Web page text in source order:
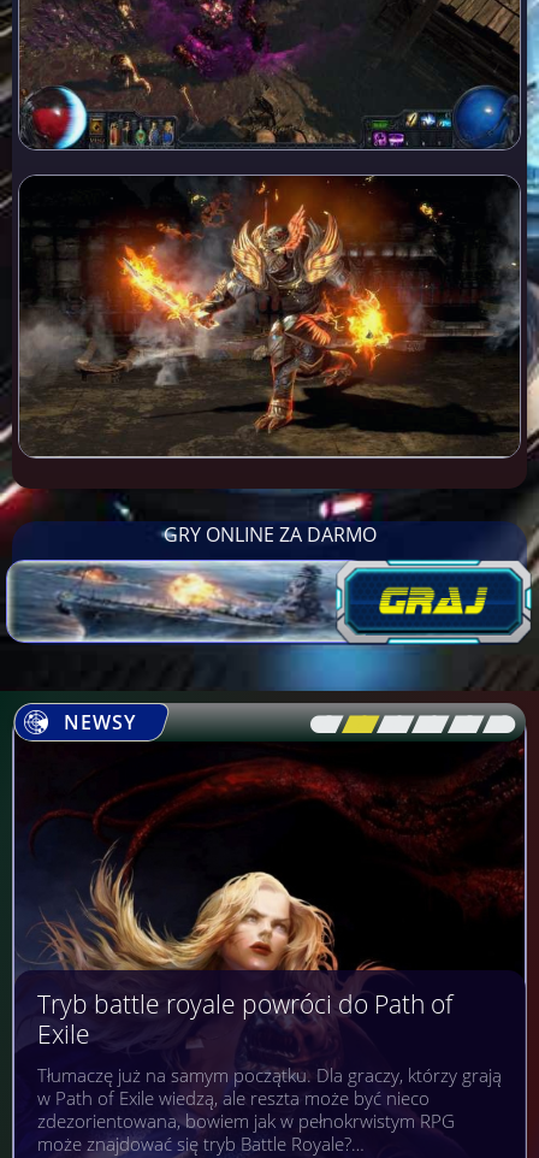
GRY ONLINE ZA DARMO
NEWSY [\ \\ \\ \\ \\ \]
Tryb battle royale powróci do Path of
Exile
Tłumaczę już na samym początku. Dla graczy, którzy grają
w Path of Exile wiedzą, ale reszta może być nieco
zdezorientowana, bowiem jak w pełnokrwistym RPG
może znajdować się tryb Battle Royale?…